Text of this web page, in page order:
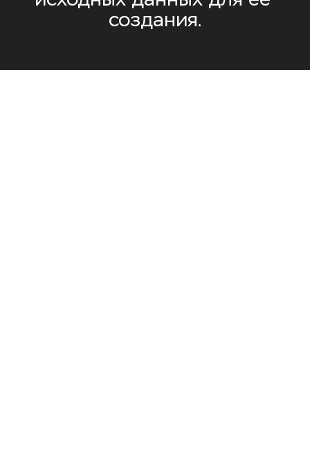
создания.